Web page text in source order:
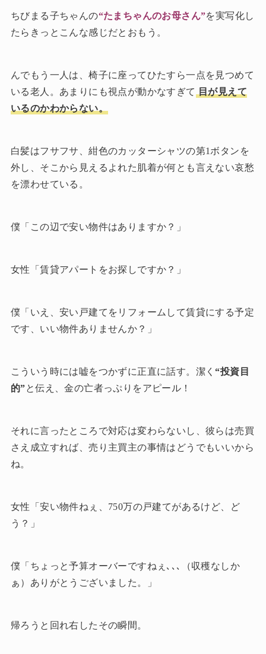
ちびまる子ちゃんの“たまちゃんのお母さん”を実写化し
たらきっとこんな感じだとおもう。
んでもう一人は、椅子に座ってひたすら一点を見つめて
いる老人。あまりにも視点が動かなすぎて目が見えて
いるのかわからない。
白髪はフサフサ、紺色のカッターシャツの第1ボタンを
外し、そこから見えるよれた肌着が何とも言えない哀愁
を漂わせている。
僕「この辺で安い物件はありますか？」
女性「賃貸アパートをお探しですか？」
僕「いえ、安い戸建てをリフォームして賃貸にする予定
です、いい物件ありませんか？」
こういう時には嘘をつかずに正直に話す。潔く“投資目
的”と伝え、金の亡者っぷりをアピール！
それに言ったところで対応は変わらないし、彼らは売買
さえ成立すれば、売り主買主の事情はどうでもいいから
ね。
女性「安い物件ねぇ、750万の戸建てがあるけど、ど
う？」
僕「ちょっと予算オーバーですねぇ､､､（収穫なしか
ぁ）ありがとうございました。」
帰ろうと回れ右したその瞬間。